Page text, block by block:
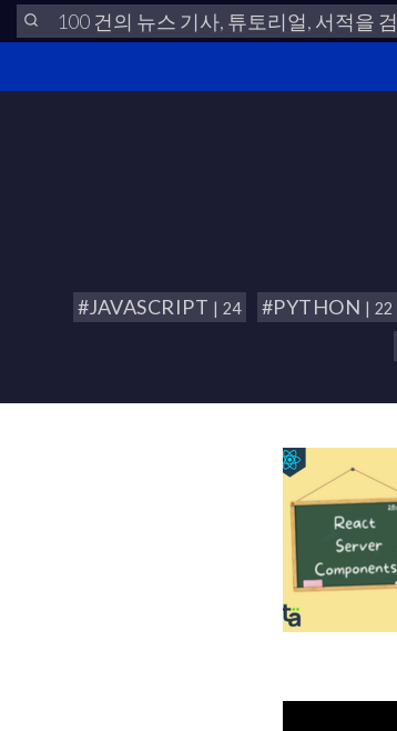
#JAVASCRIPT | 24 #PYTHON | 22